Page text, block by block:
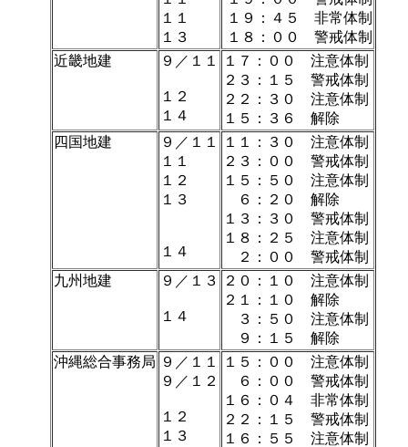
１１
１３
１９：４５ 非常体制
１８：００ 警戒体制
近畿地建
９／１１
１２
１４
１７：００ 注意体制
２３：１５ 警戒体制
２２：３０ 注意体制
１５：３６ 解除
四国地建
９／１１
１１
１２
１３
１４
１１：３０ 注意体制
２３：００ 警戒体制
１５：５０ 注意体制
６：２０ 解除
１３：３０ 警戒体制
１８：２５ 注意体制
２：００ 警戒体制
九州地建
９／１３
１４
２０：１０ 注意体制
２１：１０ 解除
３：５０ 注意体制
９：１５ 解除
沖縄総合事務局 ９／１１
９／１２
１２
１３
１５：００ 注意体制
６：００ 警戒体制
１６：０４ 非常体制
２２：１５ 警戒体制
１６：５５ 注意体制